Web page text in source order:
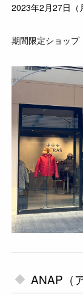
2023年2月27日
期間限定ショップ
ANAP（